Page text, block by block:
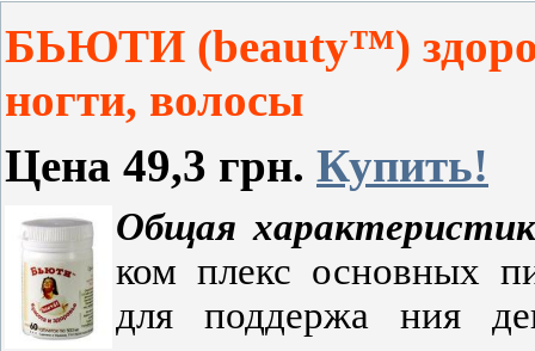
БЬЮТИ (beauty™)
ногти, волосы
Цена 49,3 грн. Купить!
Общая
ком­ плекс основных
для поддержа­ ния